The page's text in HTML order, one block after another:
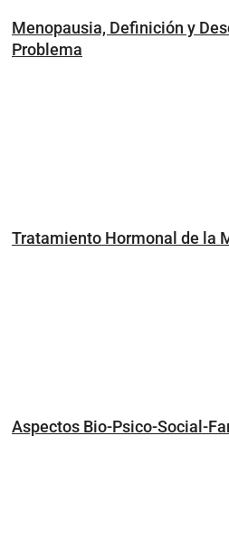
Menopausia, Definición y
Problema
Tratamiento Hormonal de la
Aspectos Bio-Psico-Social-